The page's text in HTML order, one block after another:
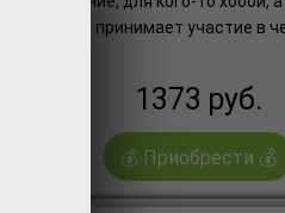
принимает участие в
1373 руб.
💰 Приобрести 💰